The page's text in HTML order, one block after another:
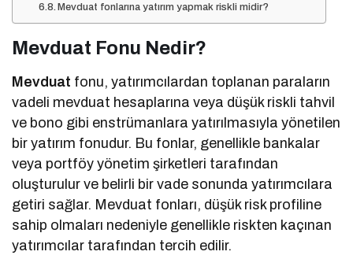
Mevduat fonlarına yatırım yapmak riskli midir?
Mevduat Fonu Nedir?
Mevduat fonu, yatırımcılardan toplanan paraların
vadeli mevduat hesaplarına veya düşük riskli tahvil
ve bono gibi enstrümanlara yatırılmasıyla yönetilen
bir yatırım fonudur. Bu fonlar, genellikle bankalar
veya portföy yönetim şirketleri tarafından
oluşturulur ve belirli bir vade sonunda yatırımcılara
getiri sağlar. Mevduat fonları, düşük risk profiline
sahip olmaları nedeniyle genellikle riskten kaçınan
yatırımcılar tarafından tercih edilir.